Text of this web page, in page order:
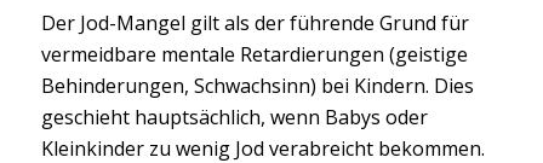
Der Jod-Mangel gilt als der führende Grund für
vermeidbare mentale Retardierungen (geistige
Behinderungen, Schwachsinn) bei Kindern. Dies
geschieht hauptsächlich, wenn Babys oder
Kleinkinder zu wenig Jod verabreicht bekommen.